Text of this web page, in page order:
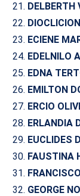
DELBERTH
ECIENE
EDELNILO
EDNA
EMILTON
ERCIO
ERLANDIA
EUCLIDES
FAUSTINA
GEORGE